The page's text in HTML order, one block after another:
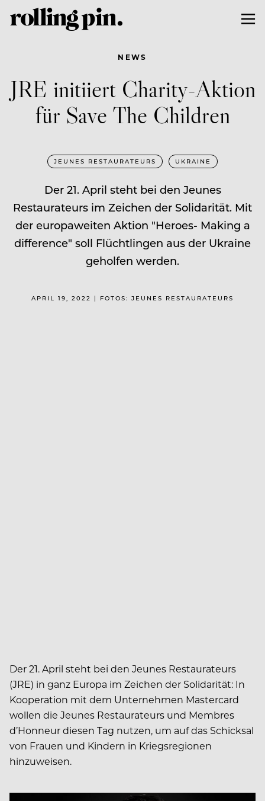
NEWS
JRE initiiert Charity-Aktion
für Save The Children
JEUNES RESTAURATEURS UKRAINE
Der 21. April steht bei den Jeunes
Restaurateurs im Zeichen der Solidarität. Mit
der europaweiten Aktion "Heroes- Making a
difference" soll Flüchtlingen aus der Ukraine
geholfen werden.
APRIL 19, 2022 | FOTOS: JEUNES RESTAURATEURS
Der 21. April steht bei den Jeunes Restaurateurs
(JRE) in ganz Europa im Zeichen der Solidarität: In
Kooperation mit dem Unternehmen Mastercard
wollen die Jeunes Restaurateurs und Membres
d’Honneur diesen Tag nutzen, um auf das Schicksal
von Frauen und Kindern in Kriegsregionen
hinzuweisen.